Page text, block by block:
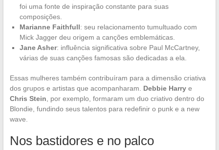
foi uma fonte de inspiração constante para suas
composições.
Marianne Faithfull: seu relacionamento tumultuado com
Mick Jagger deu origem a canções emblemáticas.
Jane Asher: influência significativa sobre Paul McCartney,
várias de suas canções famosas são dedicadas a ela.
Essas mulheres também contribuíram para a dimensão criativa
dos grupos e artistas que acompanharam. Debbie Harrye
Chris Stein , por exemplo, formaram um duo criativo dentro do
Blondie, fundindo seus talentos para redefinir o punk e a new
wave.
Nos bastidores e no palco